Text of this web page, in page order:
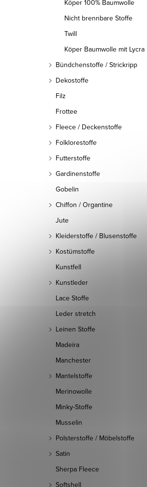
Köper 100% Baumwolle
Nicht brennbare Stoffe
Twill
Köper Baumwolle mit Lycra
Bündchenstoffe / Strickripp
Dekostoffe
Filz
Frottee
Fleece / Deckenstoffe
Folklorestoffe
Futterstoffe
Gardinenstoffe
Gobelin
Chiffon / Organtine
Jute
Kleiderstoffe / Blusenstoffe
Kostümstoffe
Kunstfell
Kunstleder
Lace Stoffe
Leder stretch
Leinen Stoffe
Madeira
Manchester
Mantelstoffe
Merinowolle
Minky-Stoffe
Musselin
Polsterstoffe / Möbelstoffe
Satin
Sherpa Fleece
Softshell